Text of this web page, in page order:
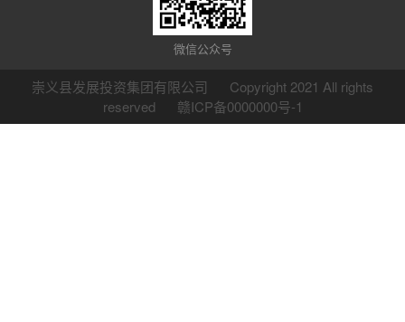
微信公众号
崇义县发展投资集团有限公司 Copyright 2021 All rights
reserved 赣ICP备0000000号-1